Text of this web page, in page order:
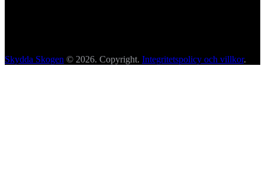
Skydda Skogen © 2026. Copyright. Integritetspolicy och villkor.